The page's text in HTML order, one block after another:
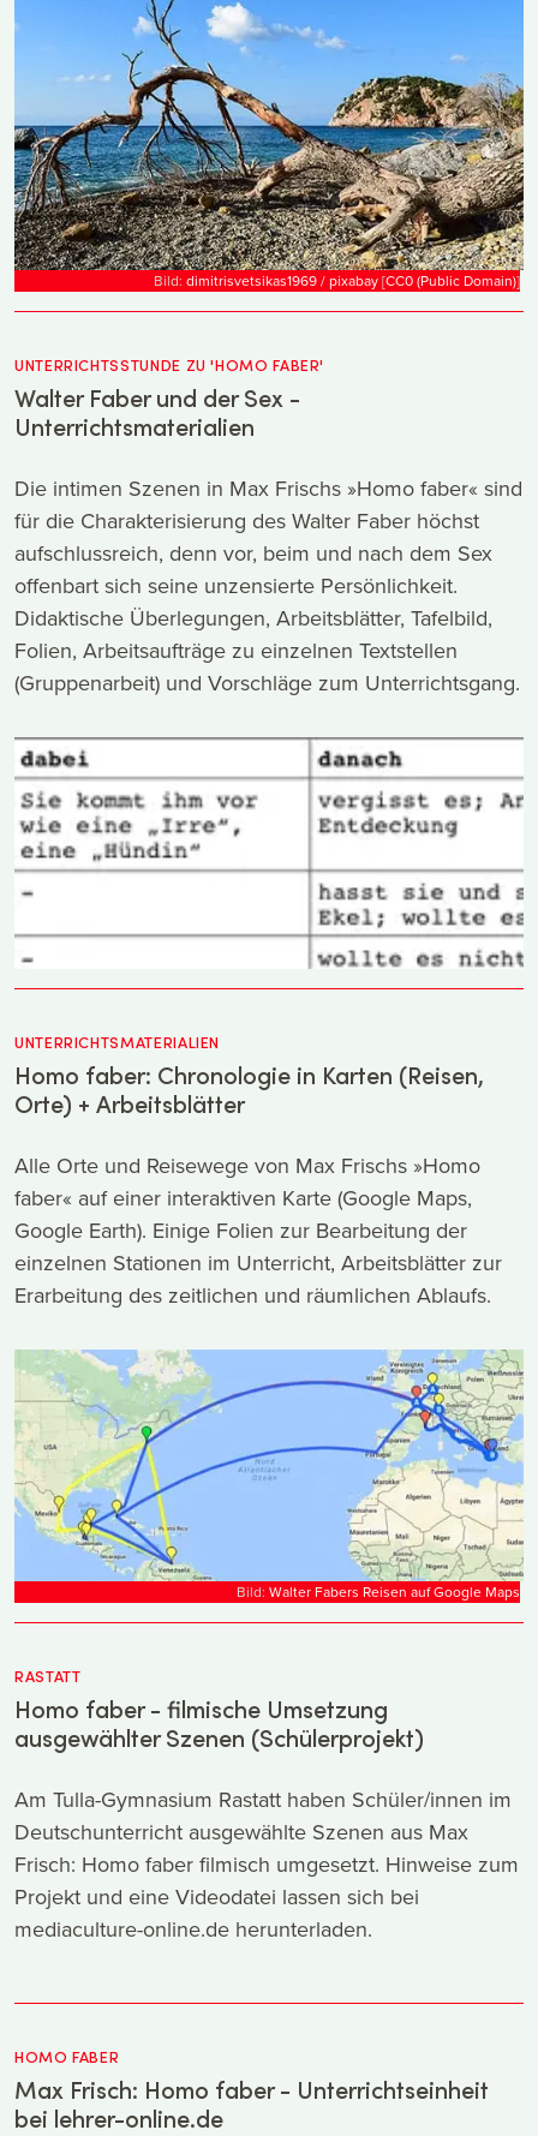
Bild: dimitrisvetsikas1969 / pixabay[CC0 (Public Domain)]
UNTERRICHTSSTUNDE ZU 'HOMO FABER'
Walter Faber und der Sex -
Unterrichtsmaterialien
Die intimen Szenen in Max Frischs »Homo faber« sind
für die Charakterisierung des Walter Faber höchst
aufschlussreich, denn vor, beim und nach dem Sex
offenbart sich seine unzensierte Persönlichkeit.
Didaktische Überlegungen, Arbeitsblätter, Tafelbild,
Folien, Arbeitsaufträge zu einzelnen Textstellen
(Gruppenarbeit) und Vorschläge zum Unterrichtsgang.
UNTERRICHTSMATERIALIEN
Homo faber: Chronologie in Karten (Reisen,
Orte) + Arbeitsblätter
Alle Orte und Reisewege von Max Frischs »Homo
faber« auf einer interaktiven Karte (Google Maps,
Google Earth). Einige Folien zur Bearbeitung der
einzelnen Stationen im Unterricht, Arbeitsblätter zur
Erarbeitung des zeitlichen und räumlichen Ablaufs.
Bild: Walter Fabers Reisen auf Google Maps
RASTATT
Homo faber - filmische Umsetzung
ausgewählter Szenen (Schülerprojekt)
Am Tulla-Gymnasium Rastatt haben Schüler/innen im
Deutschunterricht ausgewählte Szenen aus Max
Frisch: Homo faber filmisch umgesetzt. Hinweise zum
Projekt und eine Videodatei lassen sich bei
mediaculture-online.de herunterladen.
HOMO FABER
Max Frisch: Homo faber - Unterrichtseinheit
bei lehrer-online.de